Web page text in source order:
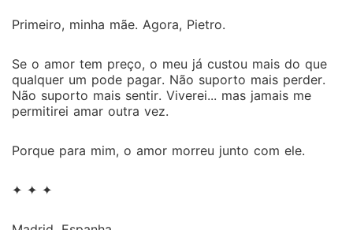
Primeiro, minha mãe. Agora, Pietro.
Se o amor tem preço, o meu já custou mais do que
qualquer um pode pagar. Não suporto mais perder.
Não suporto mais sentir. Viverei... mas jamais me
permitirei amar outra vez.
Porque para mim, o amor morreu junto com ele.
✦ ✦ ✦